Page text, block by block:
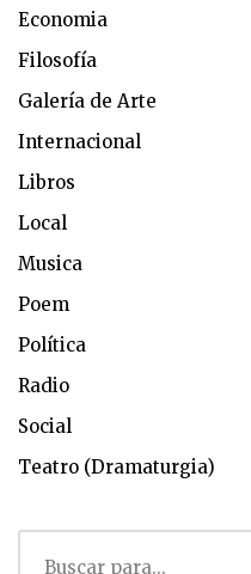
Economia
Filosofía
Galería de Arte
Internacional
Libros
Local
Musica
Poem
Política
Radio
Social
Teatro (Dramaturgia)